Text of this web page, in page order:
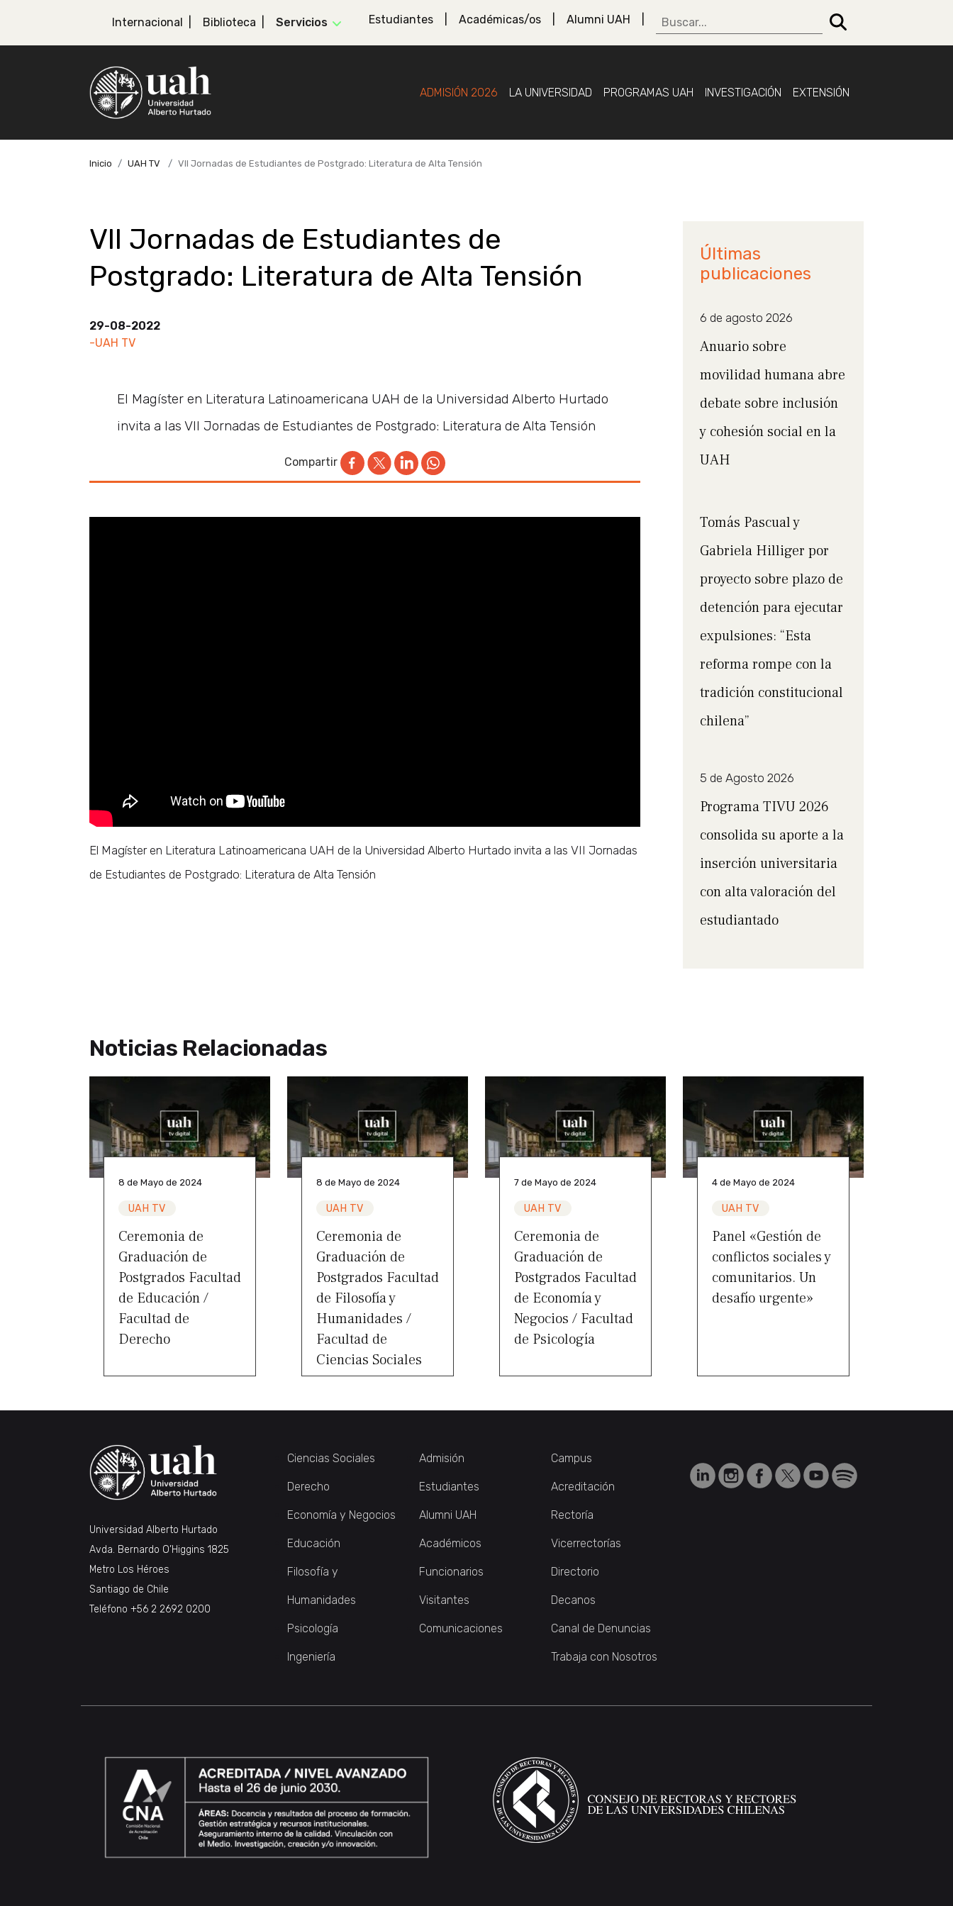
Internacional Biblioteca Servicios Estudiantes Académicas/os Alumni UAH
ADMISIÓN 2026 LA UNIVERSIDAD PROGRAMAS UAH INVESTIGACIÓN EXTENSIÓN
Inicio UAH TV VII Jornadas de Estudiantes de Postgrado: Literatura de Alta Tensión
VII Jornadas de Estudiantes de
Postgrado: Literatura de Alta Tensión
29-08-2022
-UAH TV
El Magíster en Literatura Latinoamericana UAH de la Universidad Alberto Hurtado
invita a las VII Jornadas de Estudiantes de Postgrado: Literatura de Alta Tensión
Compartir
El Magíster en Literatura Latinoamericana UAH de la Universidad Alberto Hurtado invita a las VII Jornadas
de Estudiantes de Postgrado: Literatura de Alta Tensión
Últimas
publicaciones
6 de agosto 2026
Anuario sobre
movilidad humana abre
debate sobre inclusión
y cohesión social en la
UAH
Tomás Pascual y
Gabriela Hilliger por
proyecto sobre plazo de
detención para ejecutar
expulsiones: “Esta
reforma rompe con la
tradición constitucional
chilena”
5 de Agosto 2026
Programa TIVU 2026
consolida su aporte a la
inserción universitaria
con alta valoración del
estudiantado
Noticias Relacionadas
8 de Mayo de 2024
UAH TV
Ceremonia de
Graduación de
Postgrados Facultad
de Educación /
Facultad de
Derecho
8 de Mayo de 2024
UAH TV
Ceremonia de
Graduación de
Postgrados Facultad
de Filosofía y
Humanidades /
Facultad de
Ciencias Sociales
7 de Mayo de 2024
UAH TV
Ceremonia de
Graduación de
Postgrados Facultad
de Economía y
Negocios / Facultad
de Psicología
4 de Mayo de 2024
UAH TV
Panel «Gestión de
conflictos sociales y
comunitarios. Un
desafío urgente»
Universidad Alberto Hurtado
Avda. Bernardo O’Higgins 1825
Metro Los Héroes
Santiago de Chile
Teléfono +56 2 2692 0200
Ciencias Sociales
Derecho
Economía y Negocios
Educación
Filosofía y
Humanidades
Psicología
Ingeniería
Admisión
Estudiantes
Alumni UAH
Académicos
Funcionarios
Visitantes
Comunicaciones
Campus
Acreditación
Rectoría
Vicerrectorías
Directorio
Decanos
Canal de Denuncias
Trabaja con Nosotros